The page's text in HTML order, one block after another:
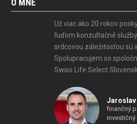
O MNE
Už viac ako 20 rokov
ľuďom konzultačné
srdcovou záležitosťou sú
Spolupracujem so
Swiss Life Select
Jaroslav
finančný